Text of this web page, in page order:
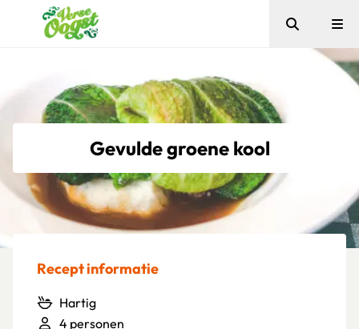
Zoeken
Gevulde groene kool
Recept informatie
Hartig
4 personen